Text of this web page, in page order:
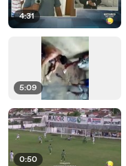
4:31
5:09
0:50